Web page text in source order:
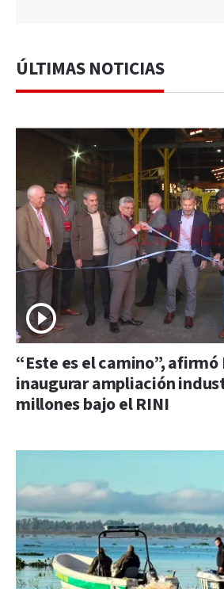
ÚLTIMAS NOTICIAS
“Este es el camino”,
inaugurar ampliación
millones bajo el RINI